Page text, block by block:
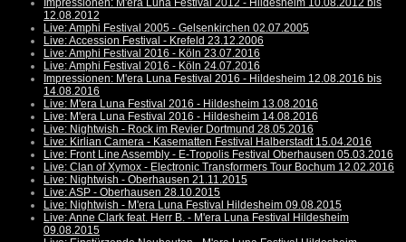
Impressionen: M'era Luna Festival 2012 - Hildesheim 10.08.2012 bis
12.08.2012
Live: Amphi Festival 2005 - Gelsenkirchen 02.07.2005
Live: Accession Festival - Krefeld 23.12.2006
Live: Amphi Festival 2016 - Köln 23.07.2016
Live: Amphi Festival 2016 - Köln 24.07.2016
Impressionen: M'era Luna Festival 2016 - Hildesheim 12.08.2016 bis
14.08.2016
Live: M'era Luna Festival 2016 - Hildesheim 13.08.2016
Live: M'era Luna Festival 2016 - Hildesheim 14.08.2016
Live: Nightwish - Rock im Revier Dortmund 28.05.2016
Live: Kirlian Camera - Kasematten Festival Halberstadt 15.04.2016
Live: Front Line Assembly - E-Tropolis Festival Oberhausen 05.03.2016
Live: Clan of Xymox - Electronic Transformers Tour Bochum 12.02.2016
Live: Nightwish - Oberhausen 21.11.2015
Live: ASP - Oberhausen 28.10.2015
Live: Nightwish - M'era Luna Festival Hildesheim 09.08.2015
Live: Anne Clark feat. Herr B. - M'era Luna Festival Hildesheim
09.08.2015